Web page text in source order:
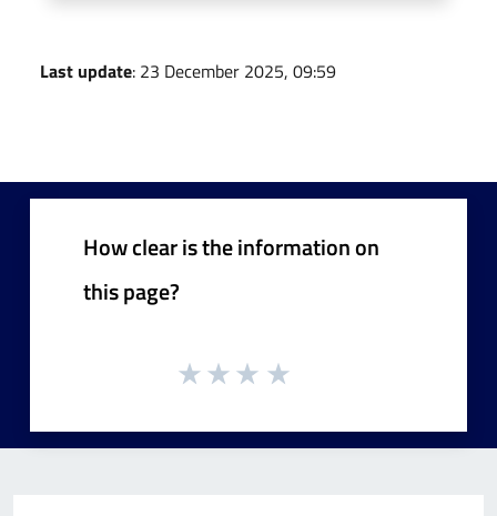
Last update: 23 December 2025, 09:59
How clear is the information on
this page?